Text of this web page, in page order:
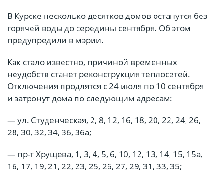
В Курске несколько десятков домов останутся без
горячей воды до середины сентября. Об этом
предупредили в мэрии.
Как стало известно, причиной временных
неудобств станет реконструкция теплосетей.
Отключения продлятся с 24 июля по 10 сентября
и затронут дома по следующим адресам:
— ул. Студенческая, 2, 8, 12, 16, 18, 20, 22, 24, 26,
28, 30, 32, 34, 36, 36а;
— пр-т Хрущева, 1, 3, 4, 5, 6, 10, 12, 13, 14, 15, 15а,
16, 17, 19, 21, 22, 23, 25, 26, 27, 29, 31, 33, 35;